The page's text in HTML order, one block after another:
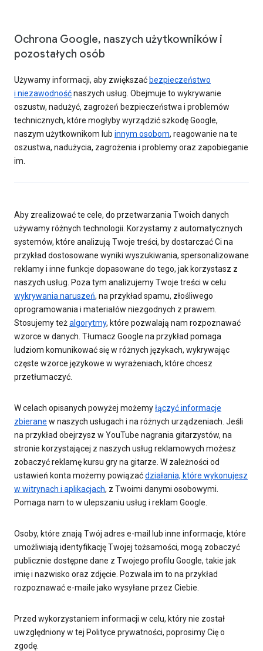
Ochrona Google, naszych użytkowników i
pozostałych osób
Używamy informacji, aby zwiększać bezpieczeństwo
i niezawodnośćnaszych usług. Obejmuje to wykrywanie
oszustw, nadużyć, zagrożeń bezpieczeństwa i problemów
technicznych, które mogłyby wyrządzić szkodę Google,
naszym użytkownikom lub innym osobom, reagowanie na te
oszustwa, nadużycia, zagrożenia i problemy oraz zapobieganie
im.
Aby zrealizować te cele, do przetwarzania Twoich danych
używamy różnych technologii. Korzystamy z automatycznych
systemów, które analizują Twoje treści, by dostarczać Ci na
przykład dostosowane wyniki wyszukiwania, spersonalizowane
reklamy i inne funkcje dopasowane do tego, jak korzystasz z
naszych usług. Poza tym analizujemy Twoje treści w celu
wykrywania naruszeń, na przykład spamu, złośliwego
oprogramowania i materiałów niezgodnych z prawem.
Stosujemy teżalgorytmy, które pozwalają nam rozpoznawać
wzorce w danych. Tłumacz Google na przykład pomaga
ludziom komunikować się w różnych językach, wykrywając
częste wzorce językowe w wyrażeniach, które chcesz
przetłumaczyć.
W celach opisanych powyżej możemyłączyć informacje
zbierane w naszych usługach i na różnych urządzeniach. Jeśli
na przykład obejrzysz w YouTube nagrania gitarzystów, na
stronie korzystającej z naszych usług reklamowych możesz
zobaczyć reklamę kursu gry na gitarze. W zależności od
ustawień konta możemy powiązaćdziałania, które wykonujesz
w witrynach i aplikacjach, z Twoimi danymi osobowymi.
Pomaga nam to w ulepszaniu usług i reklam Google.
Osoby, które znają Twój adres e-mail lub inne informacje, które
umożliwiają identyfikację Twojej tożsamości, mogą zobaczyć
publicznie dostępne dane z Twojego profilu Google, takie jak
imię i nazwisko oraz zdjęcie. Pozwala im to na przykład
rozpoznawać e-maile jako wysyłane przez Ciebie.
Przed wykorzystaniem informacji w celu, który nie został
uwzględniony w tej Polityce prywatności, poprosimy Cię o
zgodę.